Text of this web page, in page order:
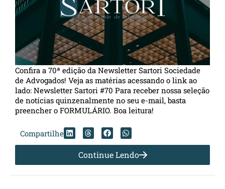
Confira a 70ª edição da Newsletter Sartori Sociedade
de Advogados! Veja as matérias acessando o link ao
lado: Newsletter Sartori #70 Para receber nossa seleção
de notícias quinzenalmente no seu e-mail, basta
preencher o FORMULÁRIO. Boa leitura!
Compartilhe
Continue Lendo